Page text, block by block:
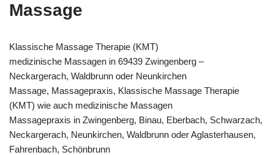
Massage
Klassische Massage Therapie (KMT)
medizinische Massagen in 69439 Zwingenberg –
Neckargerach, Waldbrunn oder Neunkirchen
Massage, Massagepraxis, Klassische Massage Therapie
(KMT) wie auch medizinische Massagen
Massagepraxis in Zwingenberg, Binau, Eberbach, Schwarzach,
Neckargerach, Neunkirchen, Waldbrunn oder Aglasterhausen,
Fahrenbach, Schönbrunn